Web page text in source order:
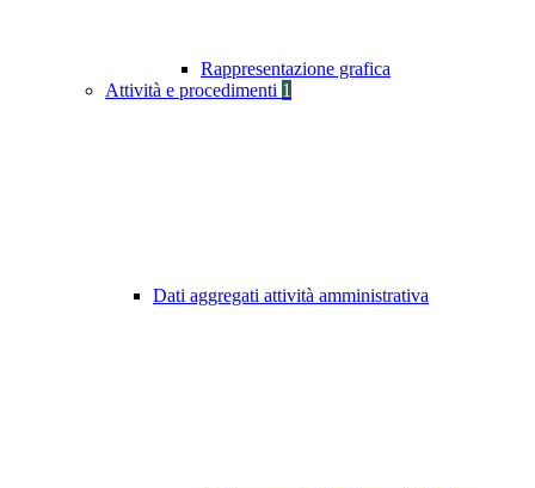
Rappresentazione grafica
Attività e procedimenti 1
Dati aggregati attività amministrativa